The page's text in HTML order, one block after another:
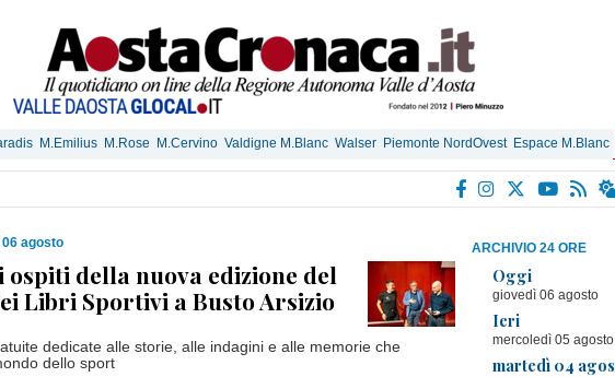
M.Emilius M.Rose M.Cervino Valdigne M.Blanc Walser Piemonte NordOvest Espace M.Blanc
ARCHIVIO 24 ORE
Oggi
giovedì 06 agosto
Ieri
mercoledì 05 agosto
martedì 04
agosto
ospiti della nuova edizione del
Libri Sportivi a Busto Arsizio
dedicate alle storie, alle indagini e alle memorie che
dello sport